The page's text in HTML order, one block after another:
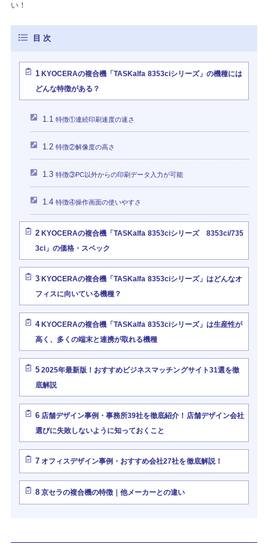
い！
1KYOCERAの複合機「TASKalfa 8353ciシリーズ」の機種には
どんな特徴がある？
1.1 特徴①連続印刷速度の速さ
1.2 特徴②解像度の高さ
1.3 特徴③PC以外からの印刷データ入力が可能
1.4 特徴④操作画面の使いやすさ
2KYOCERAの複合機「TASKalfa 8353ciシリーズ 8353ci/735
3ci」の価格・スペック
3KYOCERAの複合機「TASKalfa 8353ciシリーズ」はどんなオ
フィスに向いている機種？
4KYOCERAの複合機「TASKalfa 8353ciシリーズ」は生産性が
高く、多くの端末と連携が取れる機種
52025年最新版！おすすめビジネスマッチングサイト31選を徹
底解説
6店舗デザイン事例・事務所39社を徹底紹介！店舗デザイン会社
選びに失敗しないように知っておくこと
7オフィスデザイン事例・おすすめ会社27社を徹底解説！
8京セラの複合機の特徴｜他メーカーとの違い